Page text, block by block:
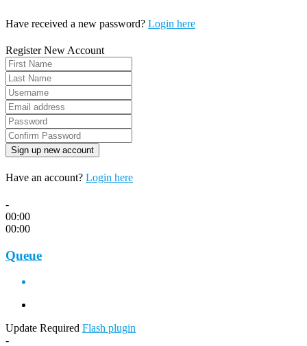
Have received a new password? Login here
Register New Account
Have an account? Login here
-
00:00
00:00
Queue
Update Required Flash plugin
-